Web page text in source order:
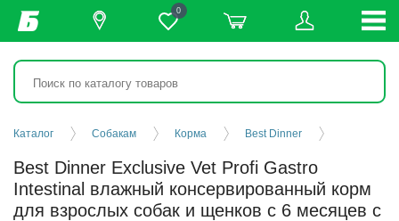
0
Каталог Собакам Корма Best Dinner
Best Dinner Exclusive Vet Profi Gastro
Intestinal влажный консервированный корм
для взрослых собак и щенков с 6 месяцев с